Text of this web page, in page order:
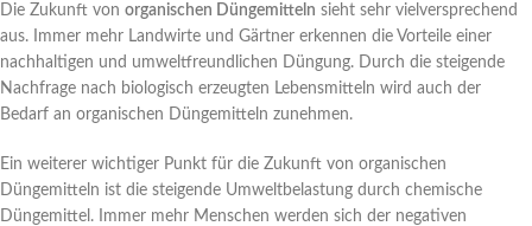
Die Zukunft von organischen Düngemitteln sieht sehr vielversprechend
aus. Immer mehr Landwirte und Gärtner erkennen die Vorteile einer
nachhaltigen und umweltfreundlichen Düngung. Durch die steigende
Nachfrage nach biologisch erzeugten Lebensmitteln wird auch der
Bedarf an organischen Düngemitteln zunehmen.
Ein weiterer wichtiger Punkt für die Zukunft von organischen
Düngemitteln ist die steigende Umweltbelastung durch chemische
Düngemittel. Immer mehr Menschen werden sich der negativen